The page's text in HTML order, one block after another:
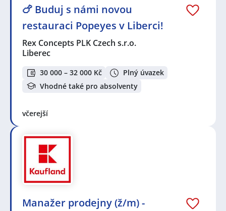
🍗 Buduj s námi novou
restauraci Popeyes v Liberci!
Rex Concepts PLK Czech s.r.o.
Liberec
30 000 – 32 000 Kč
Plný úvazek
Vhodné také pro absolventy
včerejší
Manažer prodejny (ž/m) -